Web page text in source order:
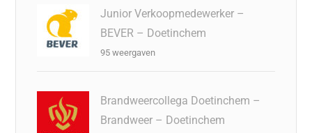
Junior Verkoopmedewerker –
BEVER – Doetinchem
95 weergaven
Brandweercollega Doetinchem –
Brandweer – Doetinchem